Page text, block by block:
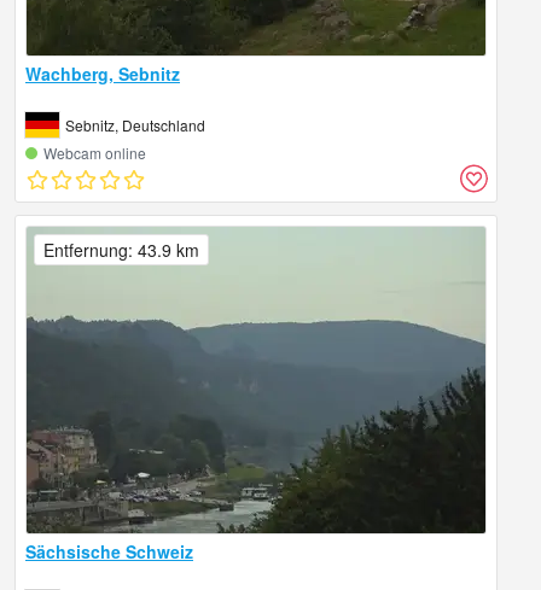
Wachberg, Sebnitz
Sebnitz, Deutschland
Webcam online
Sächsische Schweiz
Entfernung: 43.9 km